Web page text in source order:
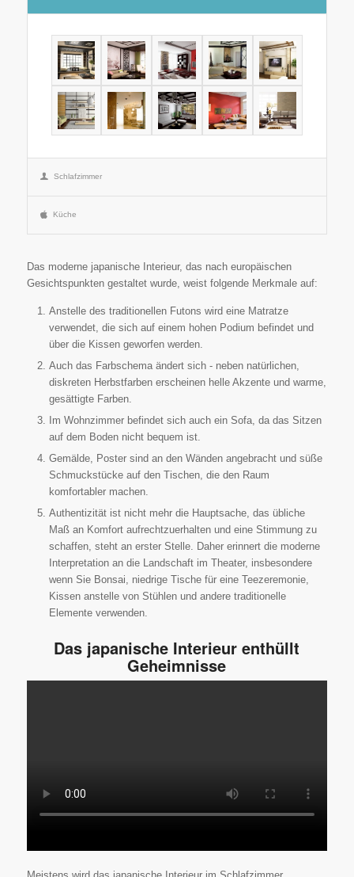
Schlafzimmer
Küche
Das moderne japanische Interieur, das nach europäischen
Gesichtspunkten gestaltet wurde, weist folgende Merkmale auf:
Anstelle des traditionellen Futons wird eine Matratze
verwendet, die sich auf einem hohen Podium befindet und
über die Kissen geworfen werden.
Auch das Farbschema ändert sich - neben natürlichen,
diskreten Herbstfarben erscheinen helle Akzente und warme,
gesättigte Farben.
Im Wohnzimmer befindet sich auch ein Sofa, da das Sitzen
auf dem Boden nicht bequem ist.
Gemälde, Poster sind an den Wänden angebracht und süße
Schmuckstücke auf den Tischen, die den Raum
komfortabler machen.
Authentizität ist nicht mehr die Hauptsache, das übliche
Maß an Komfort aufrechtzuerhalten und eine Stimmung zu
schaffen, steht an erster Stelle. Daher erinnert die moderne
Interpretation an die Landschaft im Theater, insbesondere
wenn Sie Bonsai, niedrige Tische für eine Teezeremonie,
Kissen anstelle von Stühlen und andere traditionelle
Elemente verwenden.
Das japanische Interieur enthüllt
Geheimnisse